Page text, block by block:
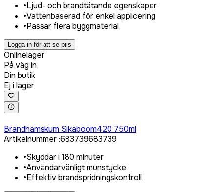
•Ljud- och brandtätande egenskaper
•Vattenbaserad för enkel applicering
•Passar flera byggmaterial
Logga in för att se pris
Onlinelager
På väg in
Din butik
Ej i lager
Brandhämskum Sikaboom420 750ml
Artikelnummer:683739683739
•Skyddar i 180 minuter
•Användarvänligt munstycke
•Effektiv brandspridningskontroll